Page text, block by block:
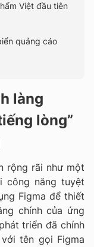
Việt đầu tiên
quảng cáo
làng
lòng”
rộng rãi như một
công năng tuyệt
Figma để thiết
chính của ứng
triển đã chính
tên gọi Figma